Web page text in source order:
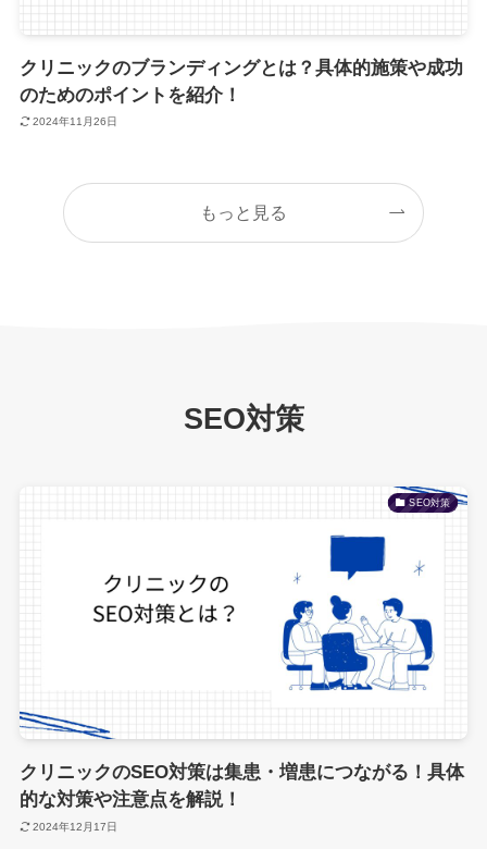
クリニックのブランディングとは？具体的施策や成功
のためのポイントを紹介！
2024年11月26日
もっと見る
SEO対策
SEO対策
クリニックのSEO対策は集患・増患につながる！具体
的な対策や注意点を解説！
2024年12月17日